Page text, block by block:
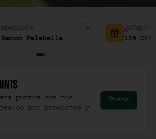
Banco Falabella
15%
puntos con tus
por productos y
Únete